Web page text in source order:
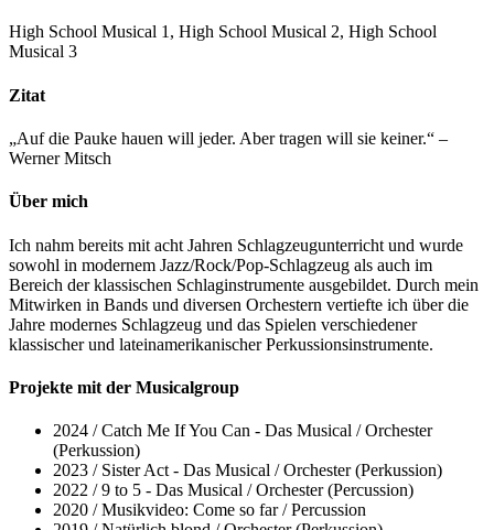
High School Musical 1, High School Musical 2, High School
Musical 3
Zitat
„Auf die Pauke hauen will jeder. Aber tragen will sie keiner.“ –
Werner Mitsch
Über mich
Ich nahm bereits mit acht Jahren Schlagzeugunterricht und wurde
sowohl in modernem Jazz/Rock/Pop-Schlagzeug als auch im
Bereich der klassischen Schlaginstrumente ausgebildet. Durch mein
Mitwirken in Bands und diversen Orchestern vertiefte ich über die
Jahre modernes Schlagzeug und das Spielen verschiedener
klassischer und lateinamerikanischer Perkussionsinstrumente.
Projekte mit der Musicalgroup
2024 /Catch Me If You Can - Das Musical /Orchester
(Perkussion)
2023 / Sister Act - Das Musical /Orchester (Perkussion)
2022 /9 to 5 - Das Musical /Orchester (Percussion)
2020 /Musikvideo: Come so far/Percussion